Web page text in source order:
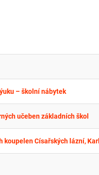
– školní nábytek
učeben základních škol
Císařských lázní,